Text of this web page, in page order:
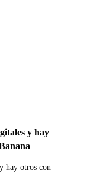
y hay
hay otros con